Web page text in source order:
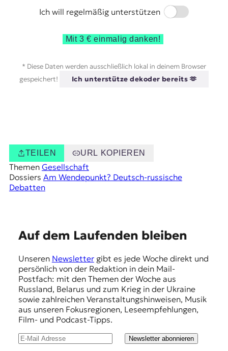
Ich will regelmäßig unterstützen
Switch
Mit 3 € einmalig danken!
* Diese Daten werden ausschließlich lokal in deinem Browser
gespeichert!
Ich unterstütze dekoder bereits 🫶
TEILEN URL KOPIEREN
Themen Gesellschaft
Dossiers Am Wendepunkt? Deutsch-russische
Debatten
Auf dem Laufenden bleiben
Unseren Newslettergibt es jede Woche direkt und
persönlich von der Redaktion in dein Mail-
Postfach: mit den Themen der Woche aus
Russland, Belarus und zum Krieg in der Ukraine
sowie zahlreichen Veranstaltungshinweisen, Musik
aus unseren Fokusregionen, Leseempfehlungen,
Film- und Podcast-Tipps.
Newsletter abonnieren